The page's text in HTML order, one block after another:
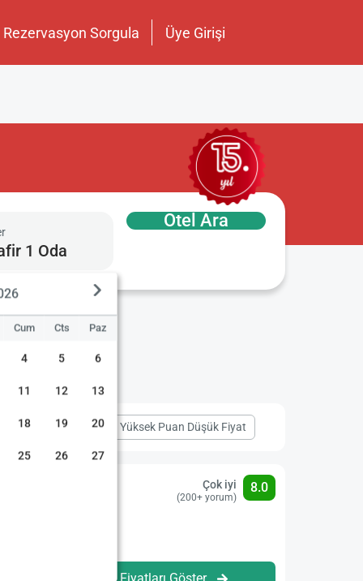
Rezervasyon Sorgula Üye Girişi
Cum Cts Paz
4 5 6
11 12 13
18 19 20
25 26 27
1 Oda
Otel Ara
Merkeze Yakınlık Yüksek Puan Düşük Fiyat
Çok iyi
(200+ yorum)
8.0